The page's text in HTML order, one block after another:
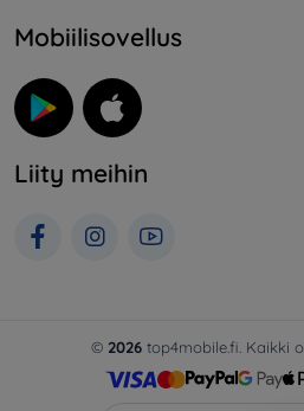
Mobiilisovellus
Liity meihin
© 2026top4mobile.fi. Kaikki